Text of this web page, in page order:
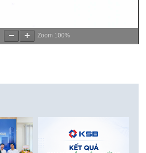
Zoom 100%